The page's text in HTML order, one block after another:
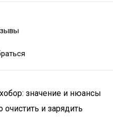
значение и нюансы
и зарядить